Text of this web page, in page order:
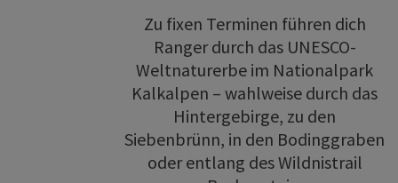
Zu fixen Terminen führen dich
Ranger durch das UNESCO-
Weltnaturerbe im Nationalpark
Kalkalpen – wahlweise durch das
Hintergebirge, zu den
Siebenbrünn, in den Bodinggraben
oder entlang des Wildnistrail